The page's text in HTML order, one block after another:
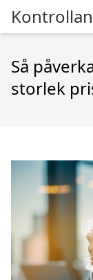
Så
storlek